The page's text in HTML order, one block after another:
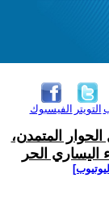
الفيسبوك التويتر
المتمدن،
الحر